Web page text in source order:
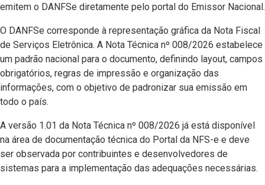
emitem o DANFSe diretamente pelo portal do Emissor Nacional.
O DANFSe corresponde à representação gráfica da Nota Fiscal
de Serviços Eletrônica. A Nota Técnica nº 008/2026 estabelece
um padrão nacional para o documento, definindo layout, campos
obrigatórios, regras de impressão e organização das
informações, com o objetivo de padronizar sua emissão em
todo o país.
A versão 1.01 da Nota Técnica nº 008/2026 já está disponível
na área de documentação técnica do Portal da NFS-e e deve
ser observada por contribuintes e desenvolvedores de
sistemas para a implementação das adequações necessárias.